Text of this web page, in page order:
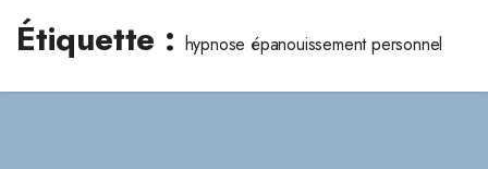
Étiquette : hypnose épanouissement personnel